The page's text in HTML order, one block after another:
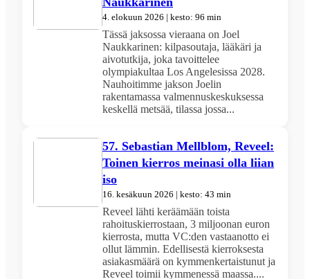
4. elokuun 2026 | kesto: 96 min
Tässä jaksossa vieraana on Joel
Naukkarinen: kilpasoutaja, lääkäri ja
aivotutkija, joka tavoittelee
olympiakultaa Los Angelesissa 2028.
Nauhoitimme jakson Joelin
rakentamassa valmennuskeskuksessa
keskellä metsää, tilassa jossa...
57. Sebastian Mellblom, Reveel:
Toinen kierros meinasi olla liian
iso
16. kesäkuun 2026 | kesto: 43 min
Reveel lähti keräämään toista
rahoituskierrostaan, 3 miljoonan euron
kierrosta, mutta VC:den vastaanotto ei
ollut lämmin. Edellisestä kierroksesta
asiakasmäärä on kymmenkertaistunut ja
Reveel toimii kymmenessä maassa....